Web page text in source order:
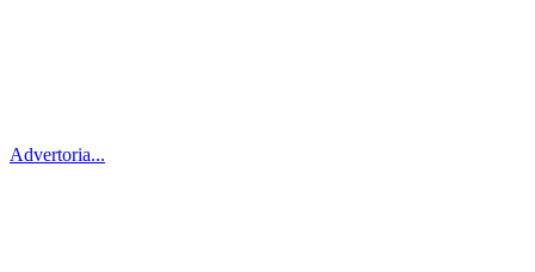
Advertoria...